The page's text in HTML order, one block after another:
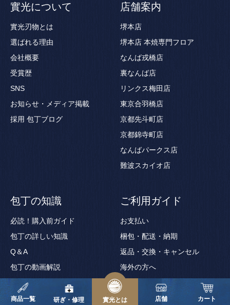
實光について
實光刃物とは
選ばれる理由
会社概要
受賞歴
SNS
お知らせ・メディア掲載
採用 包丁ブログ
店舗案内
堺本店
堺本店 本焼専門フロア
なんば戎橋店
裏なんば店
リンクス梅田店
東京合羽橋店
京都先斗町店
京都錦寺町店
なんばパークス店
難波スカイオ店
包丁の知識
必読！購入前ガイド
包丁の詳しい知識
Q＆A
包丁の動画解説
包丁用語集
ご利用ガイド
お支払い
梱包・配送・納期
返品・交換・キャンセル
海外の方へ
ギフトサービス
ギフト券の使い方
商品一覧 研ぎ・修理 實光とは 店舗 カート